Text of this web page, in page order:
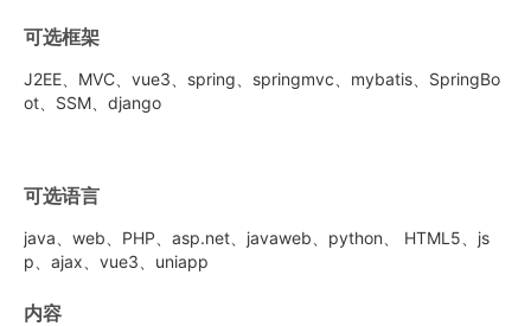
可选框架
J2EE、MVC、vue3、spring、springmvc、mybatis、SpringBo
ot、SSM、django
可选语言
java、web、PHP、asp.net、javaweb、python、 HTML5、js
p、ajax、vue3、uniapp
内容